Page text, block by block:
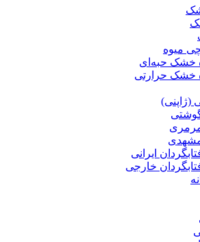
میوه
خشک حبه‌ای
خشک حرارتی
(ژاپنی)
ایرانی
خارجی